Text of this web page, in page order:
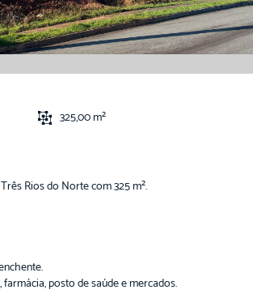
325,00 m²
Rios do Norte com 325 m².
posto de saúde e mercados.